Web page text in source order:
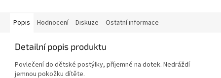
Popis Hodnocení Diskuze Ostatní informace
Detailní popis produktu
Povlečení do dětské postýlky, příjemné na dotek. Nedráždí
jemnou pokožku dítěte.